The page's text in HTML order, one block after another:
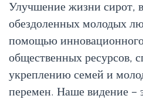
Улучшение жизни сирот,
обездоленных молодых
помощью инновационного
общественных ресурсов,
укреплению семей и
перемен. Наше видение –